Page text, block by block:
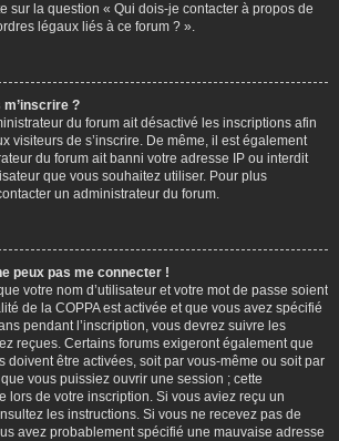
sur la question « Qui dois-je contacter à propos de
légaux liés à ce forum ? ».
m’inscrire ?
du forum ait désactivé les inscriptions afin
visiteurs de s’inscrire. De même, il est également
du forum ait banni votre adresse IP ou interdit
que vous souhaitez utiliser. Pour plus
un administrateur du forum.
peux pas me connecter !
votre nom d’utilisateur et votre mot de passe soient
de la COPPA est activée et que vous avez spécifié
pendant l’inscription, vous devrez suivre les
reçues. Certains forums exigeront également que
doivent être activées, soit par vous-même ou soit par
vous puissiez ouvrir une session ; cette
lors de votre inscription. Si vous aviez reçu un
les instructions. Si vous ne recevez pas de
avez probablement spécifié une mauvaise adresse